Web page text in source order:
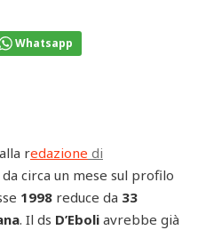
Whatsapp
redazione di
circa un mese sul profilo
1998 reduce da 33
. Il ds D’Eboli avrebbe già